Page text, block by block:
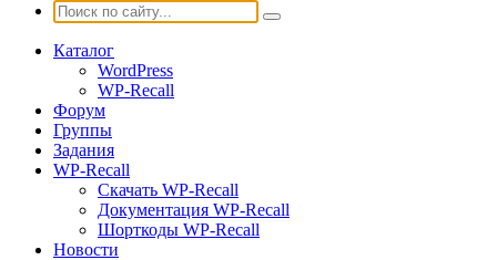
Каталог
WordPress
WP-Recall
Форум
Группы
Задания
WP-Recall
Скачать WP-Recall
Документация WP-Recall
Шорткоды WP-Recall
Новости